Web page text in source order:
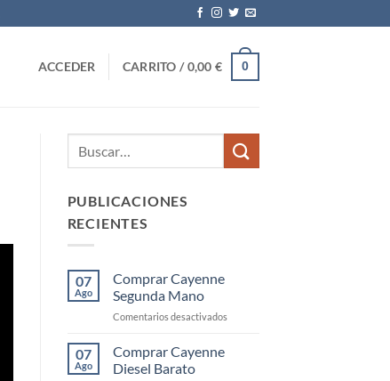
ACCEDER CARRITO /0,00€ 0
PUBLICACIONES
RECIENTES
07
Ago
Comprar Cayenne
Segunda Mano
Comentarios desactivadosen
07
Ago
Comprar Cayenne
Diesel Barato